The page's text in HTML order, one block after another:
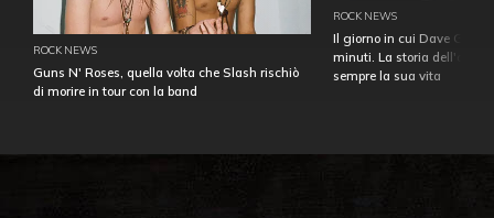
ROCK NEWS
Guns N' Roses, quella volta che Slash rischiò
di morire in tour con la band
ROCK NEWS
Il giorno in cui Dave
minuti. La storia
sempre la sua vita